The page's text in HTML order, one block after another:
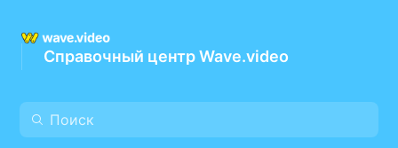
Справочный центр Wave.video